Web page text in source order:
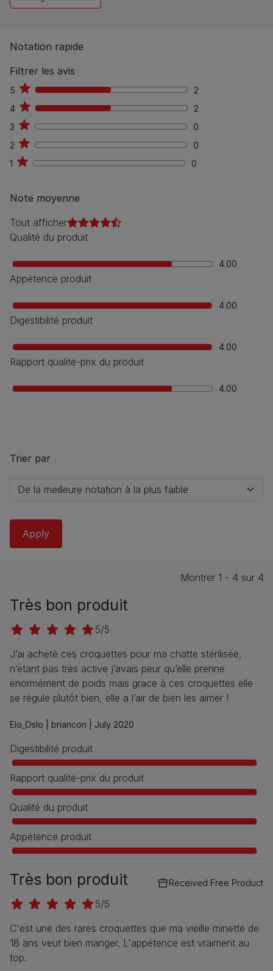
Notation rapide
Filtrer les avis
5 2
2
4
2
2
3
0
0
2
0
0
1
0 0
Note moyenne
Tout afficher
Qualité du produit
4.00
Appétence produit
4.00
Digestibilité produit
4.00
Rapport qualité-prix du produit
4.00
Trier par
Montrer 1 - 4 sur 4
Très bon produit
5/5
J’ai acheté ces croquettes pour ma chatte stérilisée,
n’étant pas très active j’avais peur qu’elle prenne
énormément de poids mais grace à ces croquettes elle
se régule plutôt bien, elle a l’air de bien les aimer !
Elo_Oslo | briancon | July 2020
Digestibilité produit
Rapport qualité-prix du produit
Qualité du produit
Appétence produit
Très bon produit Received Free Product
5/5
C'est une des rares croquettes que ma vieille minette de
18 ans veut bien manger. L'appétence est vraiment au
top.